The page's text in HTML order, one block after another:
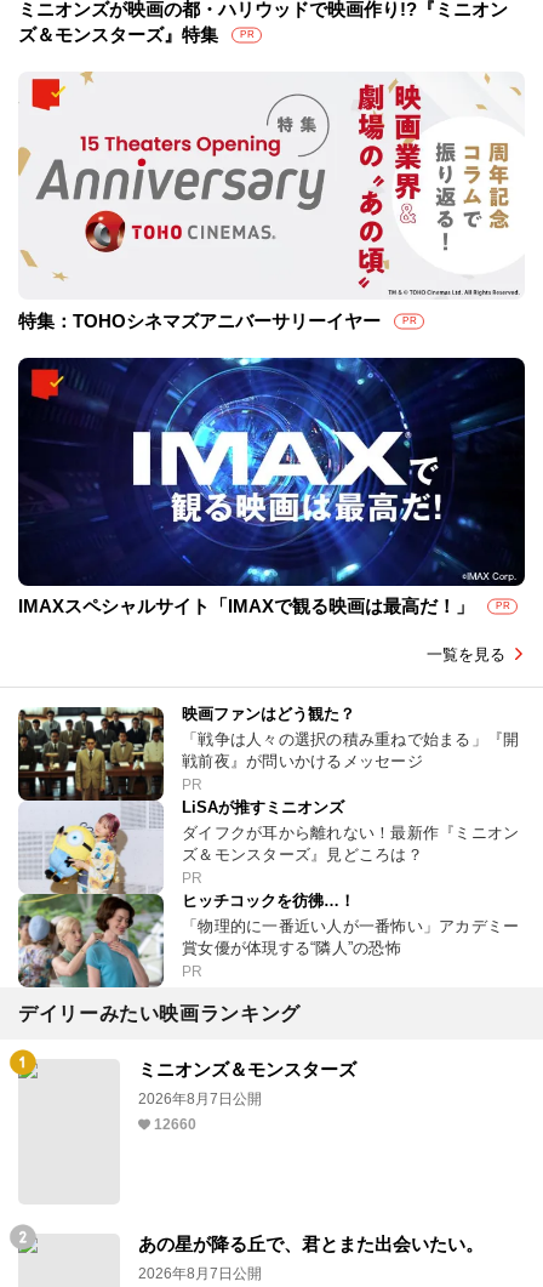
ミニオンズが映画の都・ハリウッドで映画作り!?『ミニオン
ズ＆モンスターズ』特集
PR
特集：TOHOシネマズアニバーサリーイヤー PR
IMAXスペシャルサイト「IMAXで観る映画は最高だ！」 PR
一覧を見る
映画ファンはどう観た？
「戦争は人々の選択の積み重ねで始まる」『開
戦前夜』が問いかけるメッセージ
PR
LiSAが推すミニオンズ
ダイフクが耳から離れない！最新作『ミニオン
ズ＆モンスターズ』見どころは？
PR
ヒッチコックを彷彿…！
「物理的に一番近い人が一番怖い」アカデミー
賞女優が体現する“隣人”の恐怖
PR
デイリーみたい映画ランキング
ミニオンズ＆モンスターズ
2026年8月7日公開
12660
あの星が降る丘で、君とまた出会いたい。
2026年8月7日公開